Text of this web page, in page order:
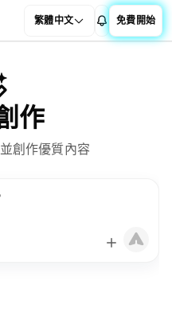
繁體中文 免費開始
作
創作優質內容